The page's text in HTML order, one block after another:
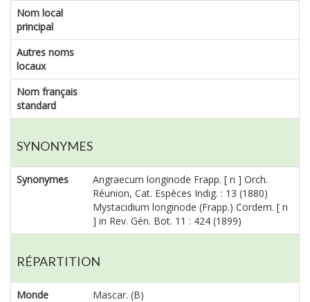
Nom local
principal
Autres noms
locaux
Nom français
standard
SYNONYMES
Synonymes
Angraecum longinode Frapp. [ n ] Orch.
Réunion, Cat. Espèces Indig. : 13 (1880)
Mystacidium longinode (Frapp.) Cordem. [ n
] in Rev. Gén. Bot. 11 : 424 (1899)
RÉPARTITION
Monde
Mascar. (B)